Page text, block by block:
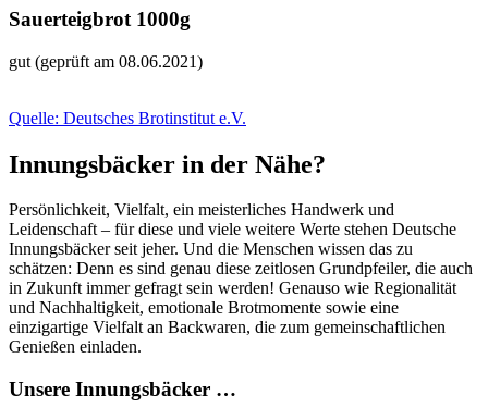
Sauerteigbrot 1000g
gut (geprüft am 08.06.2021)
Quelle: Deutsches Brotinstitut e.V.
Innungsbäcker in der Nähe?
Persönlichkeit, Vielfalt, ein meisterliches Handwerk und
Leidenschaft – für diese und viele weitere Werte stehen Deutsche
Innungsbäcker seit jeher. Und die Menschen wissen das zu
schätzen: Denn es sind genau diese zeitlosen Grundpfeiler, die auch
in Zukunft immer gefragt sein werden! Genauso wie Regionalität
und Nachhaltigkeit, emotionale Brotmomente sowie eine
einzigartige Vielfalt an Backwaren, die zum gemeinschaftlichen
Genießen einladen.
Unsere Innungsbäcker …